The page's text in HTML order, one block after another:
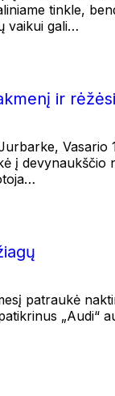
tinkle,
vaikui gali…
ir
Vasario
į devynaukščio
patraukė
„Audi“